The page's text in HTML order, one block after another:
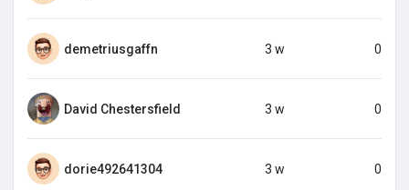
demetriusgaffn 3 w 0
David Chestersfield 3 w 0
dorie492641304 3 w 0